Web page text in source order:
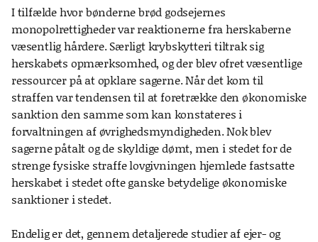
I tilfælde hvor bønderne brød godsejernes
monopolrettigheder var reaktionerne fra herskaberne
væsentlig hårdere. Særligt krybskytteri tiltrak sig
herskabets opmærksomhed, og der blev ofret væsentlige
ressourcer på at opklare sagerne. Når det kom til
straffen var tendensen til at foretrække den økonomiske
sanktion den samme som kan konstateres i
forvaltningen af øvrighedsmyndigheden. Nok blev
sagerne påtalt og de skyldige dømt, men i stedet for de
strenge fysiske straffe lovgivningen hjemlede fastsatte
herskabet i stedet ofte ganske betydelige økonomiske
sanktioner i stedet.
Endelig er det, gennem detaljerede studier af ejer- og